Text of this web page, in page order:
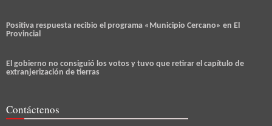
Positiva respuesta recibio el programa «Municipio Cercano» en El
Provincial
El gobierno no consiguió los votos y tuvo que retirar el capítulo de
extranjerización de tierras
Contáctenos